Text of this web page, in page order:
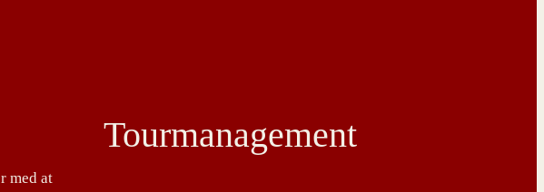
med at
Tourmanagement